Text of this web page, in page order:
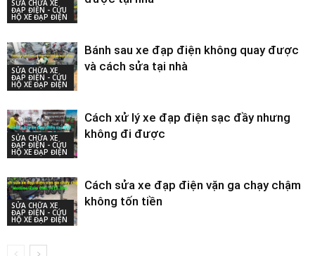
SỬA CHỮA XE
ĐẠP ĐIỆN - CỨU
HỘ XE ĐẠP ĐIỆN
SỬA CHỮA XE
ĐẠP ĐIỆN - CỨU
HỘ XE ĐẠP ĐIỆN
Bánh sau xe đạp điện không quay được
và cách sửa tại nhà
SỬA CHỮA XE
ĐẠP ĐIỆN - CỨU
HỘ XE ĐẠP ĐIỆN
Cách xử lý xe đạp điện sạc đầy nhưng
không đi được
SỬA CHỮA XE
ĐẠP ĐIỆN - CỨU
HỘ XE ĐẠP ĐIỆN
Cách sửa xe đạp điện vặn ga chạy chậm
không tốn tiền